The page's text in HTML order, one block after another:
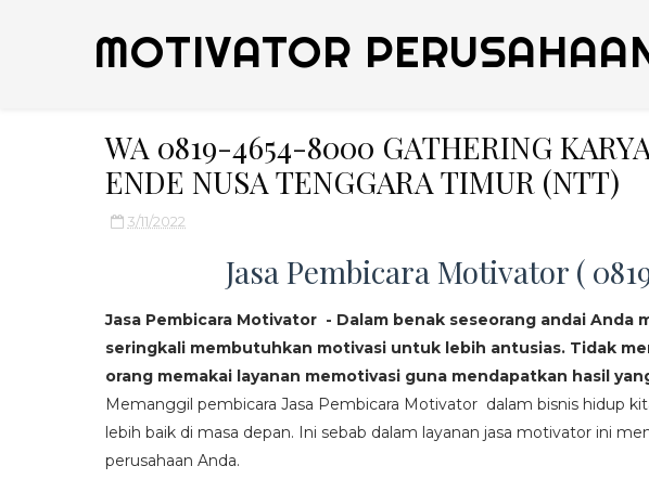
MOTIVATOR
WA 0819-4654-8000 GATHERING
ENDE NUSA TENGGARA TIMUR (NTT)
3/11/2022
Jasa Pembicara Motivator (
Jasa Pembicara Motivator - Dalam benak seseorang andai Anda
seringkali membutuhkan motivasi untuk lebih antusias. Tidak
orang memakai layanan memotivasi guna mendapatkan hasil
Memanggil pembicara Jasa Pembicara Motivator dalam bisnis hidup
lebih baik di masa depan. Ini sebab dalam layanan jasa motivator ini
perusahaan Anda.